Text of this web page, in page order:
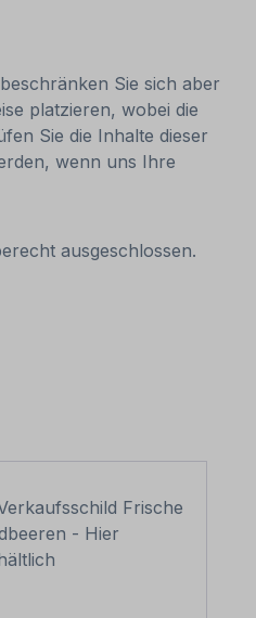
Sie sich aber
platzieren, wobei die
Sie die Inhalte dieser
wenn uns Ihre
ausgeschlossen.